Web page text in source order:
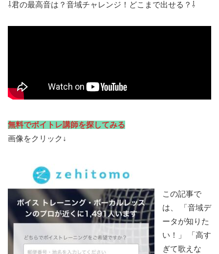
⇩君の最高音は？音域チャレンジ！どこまで出せる？⇩
無料でボイトレ講師を探してみる
画像をクリック↓
この記事で
は、 「音域デ
ータが知りた
い！」 「高す
ぎて歌えな